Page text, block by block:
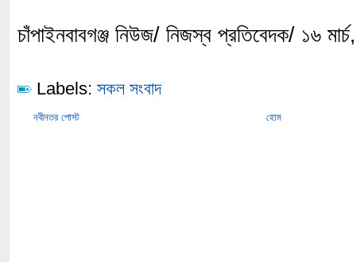
চাঁপাইনবাবগঞ্জ নিউজ/ নিজস্ব প্রতিবেদক/ ১৬
Labels: সকল সংবাদ
নবীনতর পোস্ট হোম